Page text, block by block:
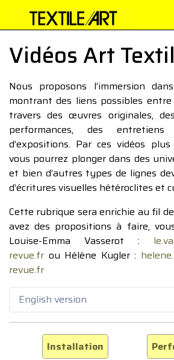
Vidéos Art
Nous proposons l’immersion
montrant des liens possibles
travers des œuvres originales,
performances, des
d’expositions. Par ces vidéos
vous pourrez plonger dans des
et bien d’autres types de lignes
d’écritures visuelles hétéroclites et
Cette rubrique sera enrichie au fil
avez des propositions à faire,
Louise-Emma Vasserot :
revue.fr ou Hélène Kugler :
revue.fr
English version
Installation